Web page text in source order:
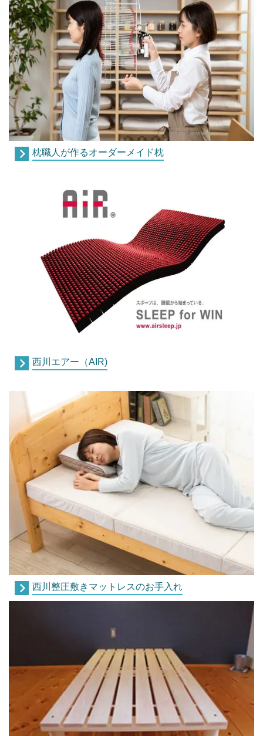
枕職人が作るオーダーメイド枕
西川エアー（AIR)
西川整圧敷きマットレスのお手入れ